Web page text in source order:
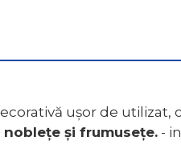
ușor de
și frumusețe. -